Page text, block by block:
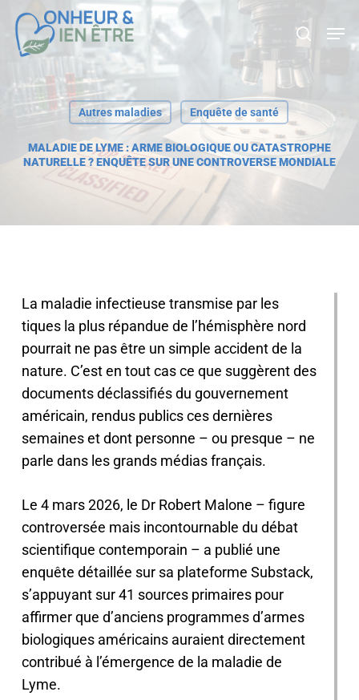
Skip
content
search
Autres maladies Enquête de santé
MALADIE DE LYME : ARME BIOLOGIQUE OU CATASTROPHE
NATURELLE ? ENQUÊTE SUR UNE CONTROVERSE MONDIALE
La maladie infectieuse transmise par les
tiques la plus répandue de l’hémisphère nord
pourrait ne pas être un simple accident de la
nature. C’est en tout cas ce que suggèrent des
documents déclassifiés du gouvernement
américain, rendus publics ces dernières
semaines et dont personne – ou presque – ne
parle dans les grands médias français.
Le 4 mars 2026, le Dr Robert Malone – figure
controversée mais incontournable du débat
scientifique contemporain – a publié une
enquête détaillée sur sa plateforme Substack,
s’appuyant sur 41 sources primaires pour
affirmer que d’anciens programmes d’armes
biologiques américains auraient directement
contribué à l’émergence de la maladie de
Lyme.